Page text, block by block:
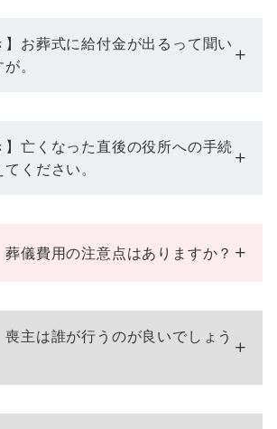
】お葬式に給付金が出るって聞い
。
】亡くなった直後の役所への手続
ください。
葬儀費用の注意点はありますか？
喪主は誰が行うのが良いでしょう